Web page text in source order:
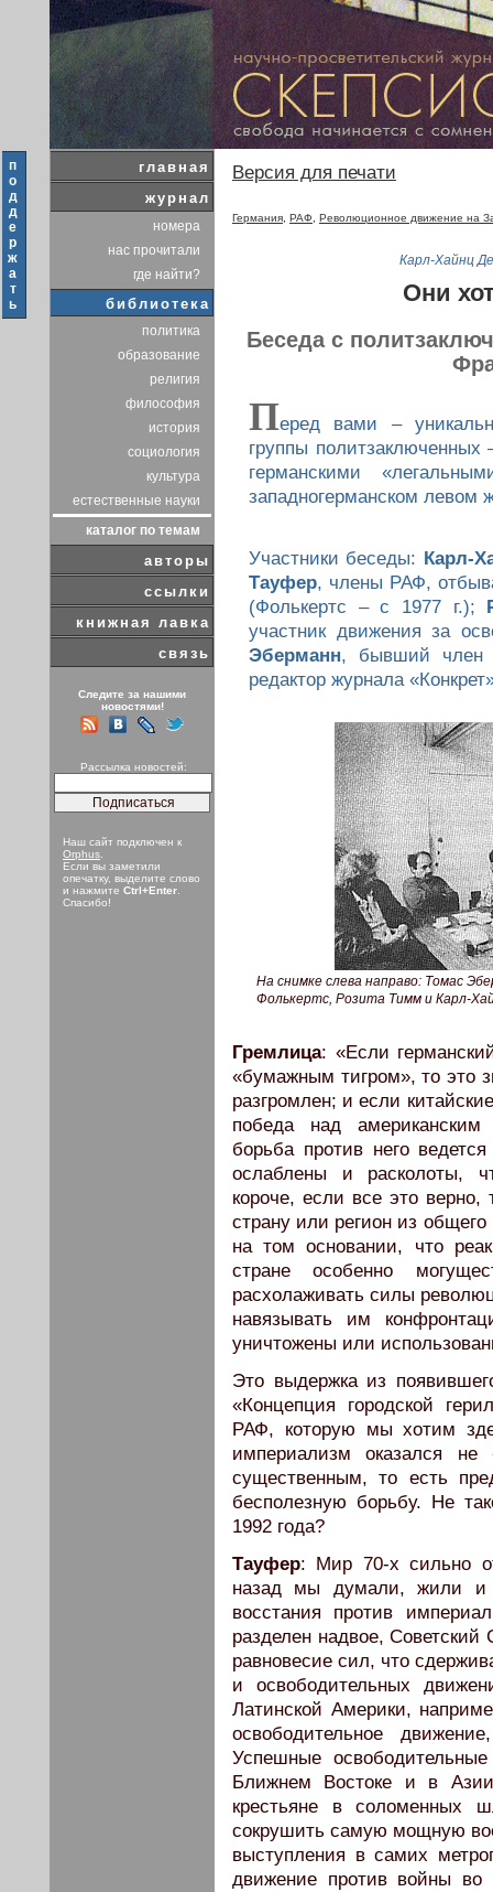
п
о
д
д
е
р
ж
а
т
ь
главная
журнал
номера
нас прочитали
где найти?
библиотека
политика
образование
религия
философия
история
социология
культура
естественные науки
каталог по темам
авторы
ссылки
книжная лавка
связь
Следите за нашими
новостями!
Рассылка новостей:
Наш сайт подключен к
Orphus
Если вы заметили
опечатку, выделите слово
и нажмите Ctrl+Enter
Спасибо!
Версия для печати
Германия РАФ Революционное движение на
Карл-Хайнц
Они
Беседа с
Перед вами –
группы
германскими
западногерманском левом
Участники беседы: Карл-
Тауфер, члены РАФ,
(Фолькертс – с 1977 г.);
участник движения за
Эберманн, бывший член
редактор журнала
На снимке слева направо: Томас
Фолькертс, Розита Тимм и Карл-
Гремлица: «Если
«бумажным тигром», то это
разгромлен; и если
победа над
борьба против него
ослаблены и расколоты,
короче, если все это верно,
страну или регион из
на том основании, что
стране особенно
расхолаживать силы
навязывать им
уничтожены или
Это выдержка из
«Концепция городской
РАФ, которую мы хотим
империализм оказался
существенным, то есть
бесполезную борьбу. Не
1992 года?
Тауфер: Мир 70-х сильно
назад мы думали, жили и
восстания против
разделен надвое,
равновесие сил, что
и освободительных
Латинской Америки,
освободительное
Успешные
Ближнем Востоке и в
крестьяне в соломенных
сокрушить самую мощную
выступления в самих
движение против войны